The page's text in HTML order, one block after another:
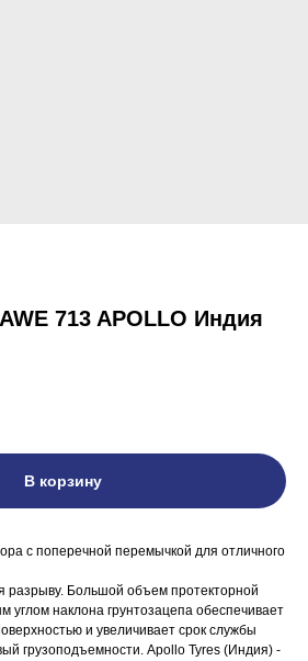
713 APOLLO Индия
В корзину
с поперечной перемычкой для отличного
разрыву. Большой объем протекторной
углом наклона грунтозацепа обеспечивает
и увеличивает срок службы
грузоподъемности. Apollo Tyres (Индия) -